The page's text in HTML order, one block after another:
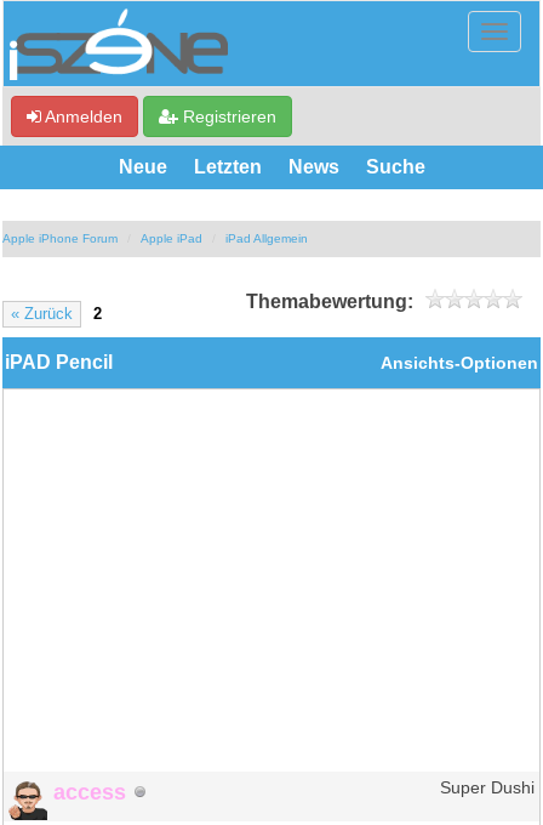
Anmelden Registrieren
Neue Letzten News Suche
Apple iPhone Forum Apple iPad iPad Allgemein
« Zurück 2
Themabewertung:
Ansichts-Optionen
iPAD Pencil
access Super Dushi